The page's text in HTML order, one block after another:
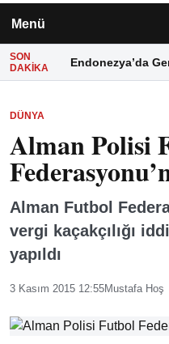
Menü
SON
DAKIKA
Endonezya’da
DÜNYA
Alman Polisi
Alman Futbol
vergi kaçakçılığı
yapıldı
3 Kasım 2015 12:55Mustafa Hoş